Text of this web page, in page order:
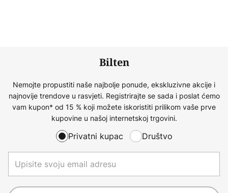
Bilten
Nemojte propustiti naše najbolje ponude, ekskluzivne akcije i
najnovije trendove u rasvjeti. Registrirajte se sada i poslat ćemo
vam kupon* od 15 % koji možete iskoristiti prilikom vaše prve
kupovine u našoj internetskoj trgovini.
Privatni kupac Društvo